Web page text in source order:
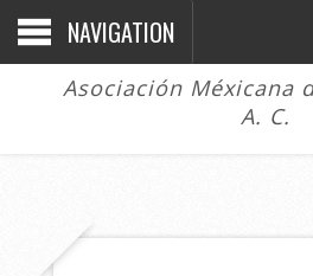
NAVIGATION
Asociación Méxicana
A. C.